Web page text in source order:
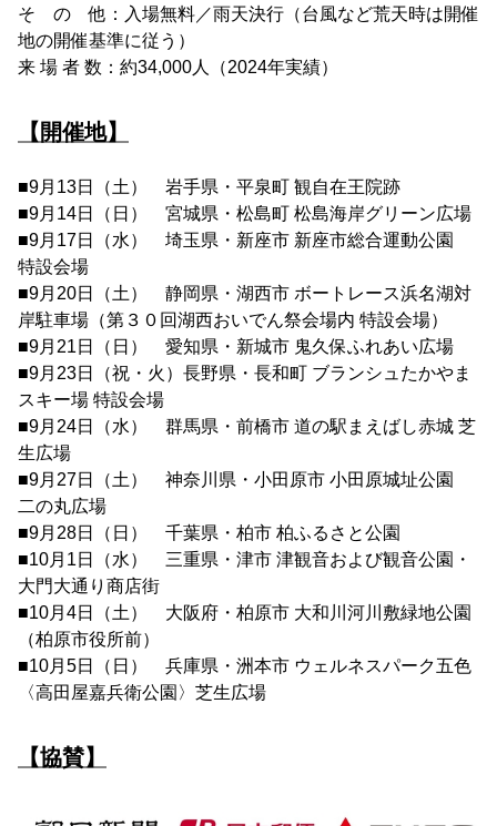
そ の 他：入場無料／雨天決行（台風など荒天時は開催
地の開催基準に従う）
来 場 者 数：約34,000人（2024年実績）
【開催地】
■9月13日（土） 岩手県・平泉町 観自在王院跡
■9月14日（日） 宮城県・松島町 松島海岸グリーン広場
■9月17日（水） 埼玉県・新座市 新座市総合運動公園
特設会場
■9月20日（土） 静岡県・湖西市 ボートレース浜名湖対
岸駐車場（第３０回湖西おいでん祭会場内 特設会場）
■9月21日（日） 愛知県・新城市 鬼久保ふれあい広場
■9月23日（祝・火）長野県・長和町 ブランシュたかやま
スキー場 特設会場
■9月24日（水） 群馬県・前橋市 道の駅まえばし赤城 芝
生広場
■9月27日（土） 神奈川県・小田原市 小田原城址公園
二の丸広場
■9月28日（日） 千葉県・柏市 柏ふるさと公園
■10月1日（水） 三重県・津市 津観音および観音公園・
大門大通り商店街
■10月4日（土） 大阪府・柏原市 大和川河川敷緑地公園
（柏原市役所前）
■10月5日（日） 兵庫県・洲本市 ウェルネスパーク五色
〈高田屋嘉兵衛公園〉芝生広場
【協賛】